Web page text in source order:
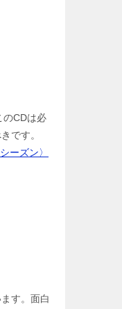
のCDは必
です。
ーズン〉
す。面白